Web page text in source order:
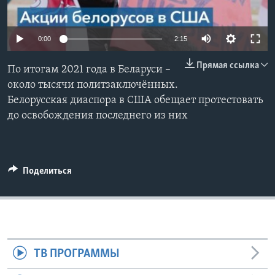
Learning English
Языки
0:00 2:15
Прямая ссылка
По итогам 2021 года в Беларуси –
около тысячи политзаключённых.
Белорусская диаспора в США обещает протестовать
до освобождения последнего из них
Поделиться
ТВ ПРОГРАММЫ